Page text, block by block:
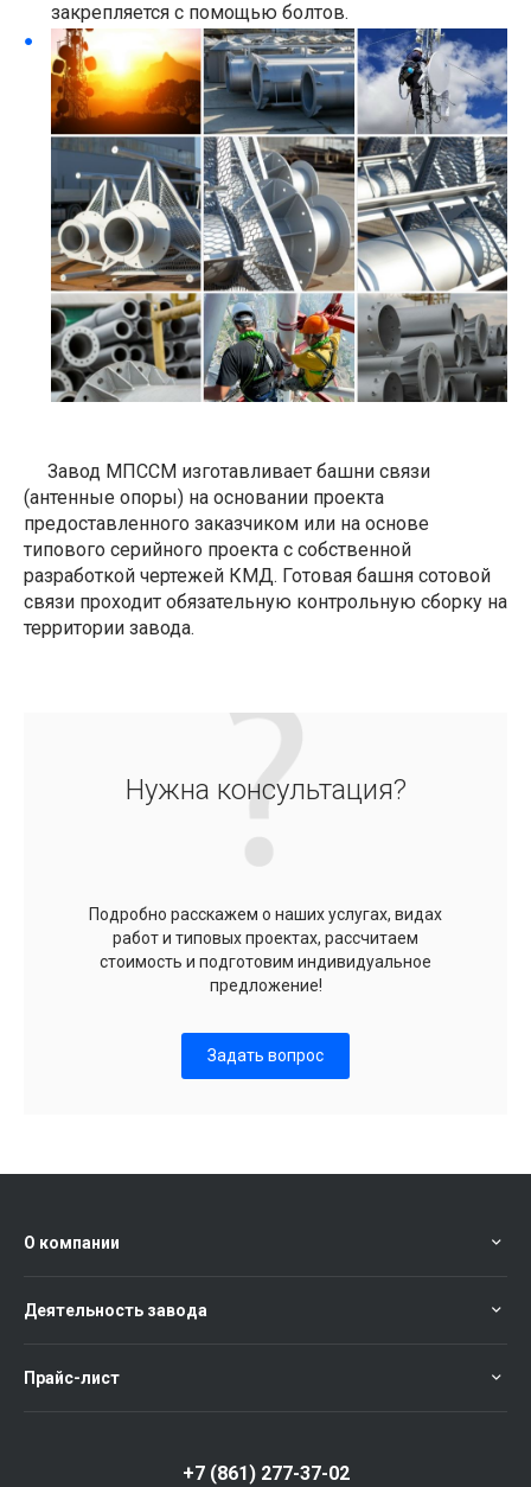
закрепляется с помощью болтов.
Завод МПССМ изготавливает башни связи
(антенные опоры) на основании проекта
предоставленного заказчиком или на основе
типового серийного проекта с собственной
разработкой чертежей КМД. Готовая башня сотовой
связи проходит обязательную контрольную сборку на
территории завода.
Нужна консультация?
Подробно расскажем о наших услугах, видах
работ и типовых проектах, рассчитаем
стоимость и подготовим индивидуальное
предложение!
Задать вопрос
О компании
Деятельность завода
Прайс-лист
+7 (861) 277-37-02